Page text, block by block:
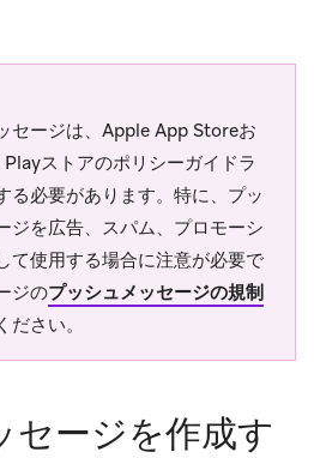
セージは、Apple App Storeお
ストアのポリシーガイドラ
る必要があります。特に、プッ
ジを広告、スパム、プロモーシ
て使用する場合に注意が必要で
ジのプッシュメッセージの規制
ださい。
セージを作成す